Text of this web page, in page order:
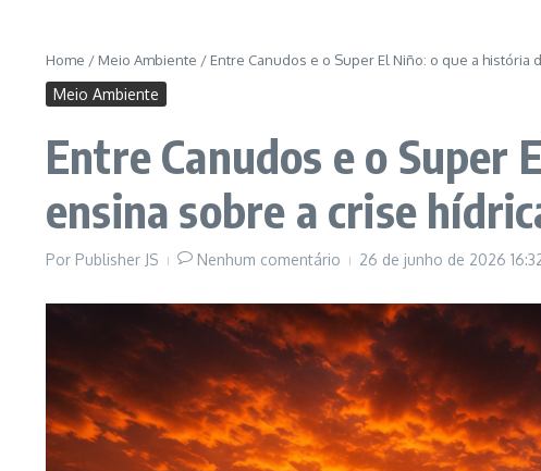
Home / Meio Ambiente / Entre Canudos e o Super El Niño: o que a
Meio Ambiente
Entre Canudos e o Super
ensina sobre a crise
Por Publisher JS Nenhum comentário 26 de junho de 2026